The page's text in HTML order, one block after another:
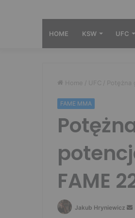
HOME KSW UFC
Home / UFC /
FAME MMA
FAME
Jakub Hryniewicz